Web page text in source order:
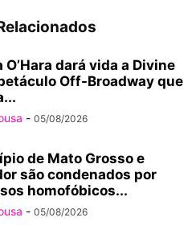
O’Hara dará vida a Divine
Off-Broadway que
- 05/08/2026
de Mato Grosso e
são condenados por
homofóbicos...
- 05/08/2026